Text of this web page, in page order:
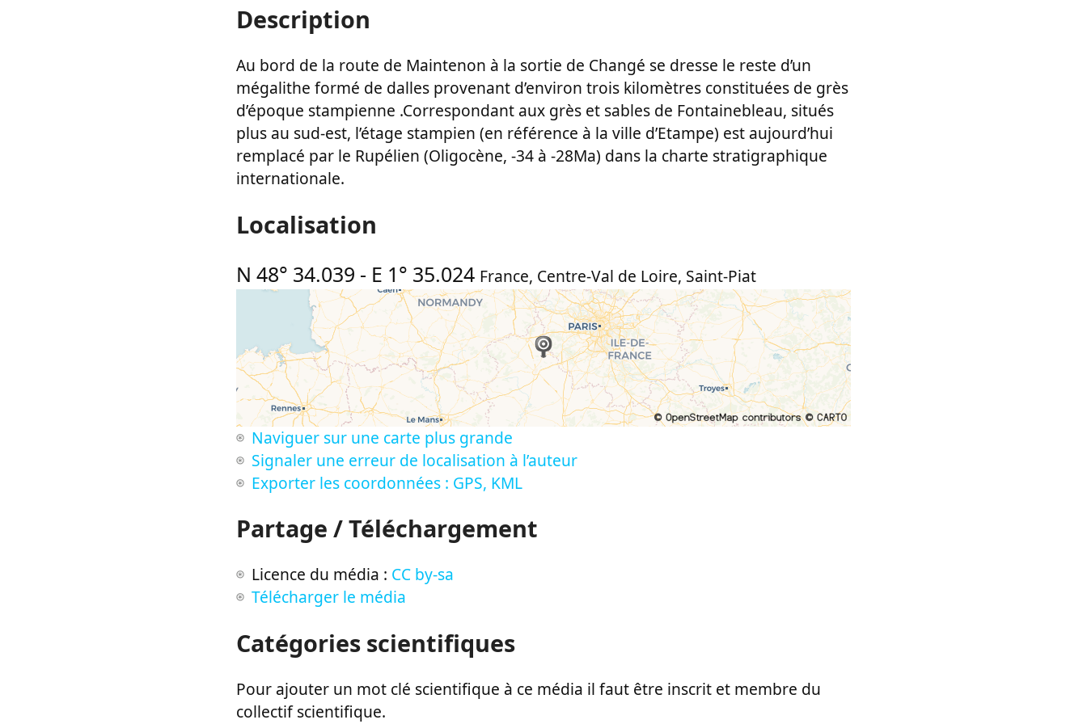
Description
Au bord de la route de Maintenon à la sortie de Changé se dresse le reste d’un
mégalithe formé de dalles provenant d’environ trois kilomètres constituées de grès
d’époque stampienne .Correspondant aux grès et sables de Fontainebleau, situés
plus au sud-est, l’étage stampien (en référence à la ville d’Etampe) est aujourd’hui
remplacé par le Rupélien (Oligocène, -34 à -28Ma) dans la charte stratigraphique
internationale.
Localisation
N 48° 34.039 - E 1° 35.024 France, Centre-Val de Loire, Saint-Piat
Naviguer sur une carte plus grande
Signaler une erreur de localisation à l’auteur
Exporter les coordonnées : GPS, KML
Partage / Téléchargement
Licence du média : CC by-sa
Télécharger le média
Catégories scientifiques
Pour ajouter un mot clé scientifique à ce média il faut être inscrit et membre du
collectif scientifique.